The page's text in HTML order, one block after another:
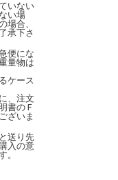
いない
い場
場合、
承下さ
便にな
量物は
ケース
、注文
書のＦ
ざいま
送り先
入の意
。